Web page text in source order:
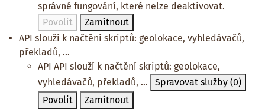
správné fungování, které nelze deaktivovat.
Povolit
Zamítnout
API slouží k načtění skriptů: geolokace, vyhledávačů,
překladů, ...
API API slouží k načtění skriptů: geolokace,
vyhledávačů, překladů, ...
Spravovat služby (0)
Povolit
Zamítnout